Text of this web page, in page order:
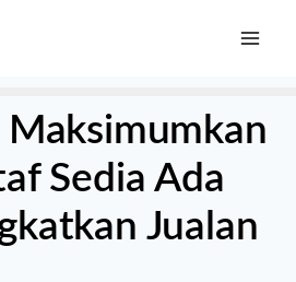
Sedia Ada
Jualan